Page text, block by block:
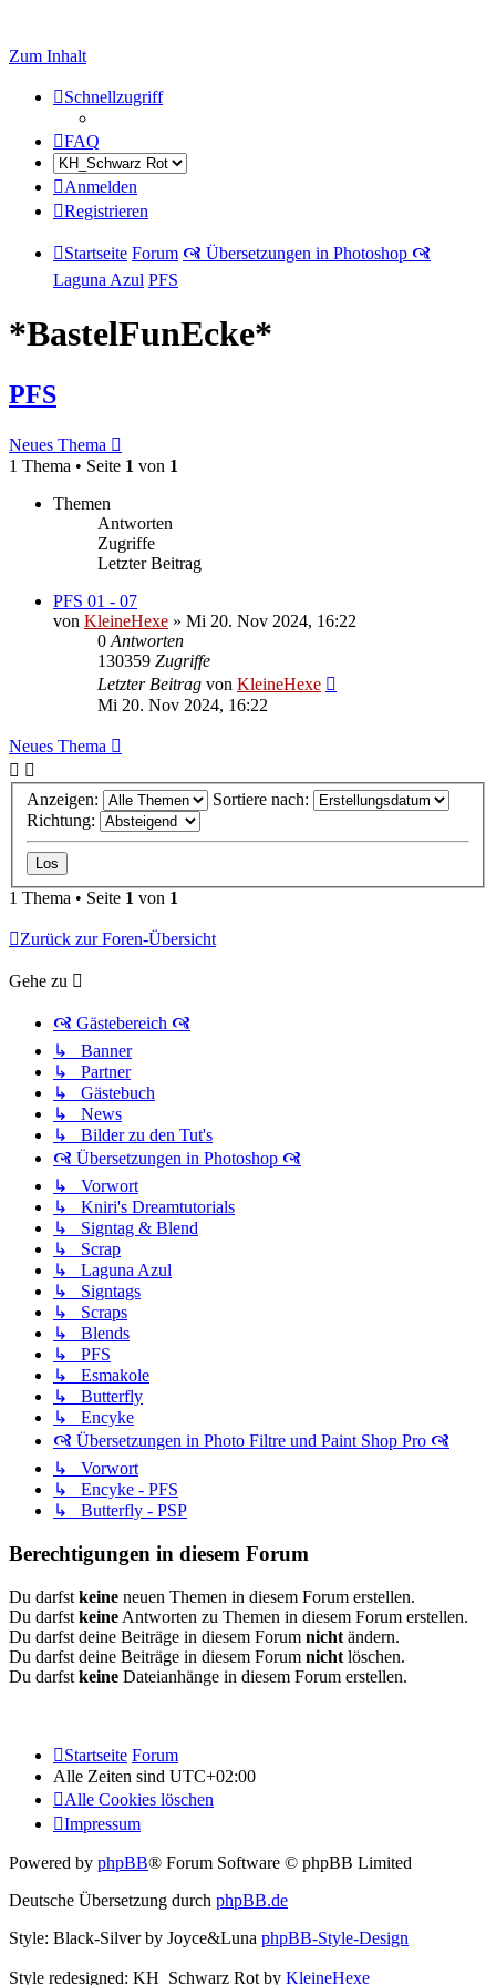
Zum Inhalt
Schnellzugriff
FAQ
Anmelden
Registrieren
Startseite Forum 🙧 Übersetzungen in Photoshop 🙧
Laguna Azul PFS
*BastelFunEcke*
PFS
Neues Thema
1 Thema • Seite 1 von 1
Themen
Antworten
Zugriffe
Letzter Beitrag
PFS 01 - 07
von KleineHexe » Mi 20. Nov 2024, 16:22
0 Antworten
130359 Zugriffe
Letzter Beitrag von KleineHexe
Mi 20. Nov 2024, 16:22
Neues Thema
Anzeigen:
Sortiere nach:
Richtung:
1 Thema • Seite 1 von 1
Zurück zur Foren-Übersicht
Gehe zu
🙧 Gästebereich 🙧
↳ Banner
↳ Partner
↳ Gästebuch
↳ News
↳ Bilder zu den Tut's
🙧 Übersetzungen in Photoshop 🙧
↳ Vorwort
↳ Kniri's Dreamtutorials
↳ Signtag & Blend
↳ Scrap
↳ Laguna Azul
↳ Signtags
↳ Scraps
↳ Blends
↳ PFS
↳ Esmakole
↳ Butterfly
↳ Encyke
🙧 Übersetzungen in Photo Filtre und Paint Shop Pro 🙧
↳ Vorwort
↳ Encyke - PFS
↳ Butterfly - PSP
Berechtigungen in diesem Forum
Du darfst keine neuen Themen in diesem Forum erstellen.
Du darfst keine Antworten zu Themen in diesem Forum erstellen.
Du darfst deine Beiträge in diesem Forum nicht ändern.
Du darfst deine Beiträge in diesem Forum nicht löschen.
Du darfst keine Dateianhänge in diesem Forum erstellen.
Startseite Forum
Alle Zeiten sind UTC+02:00
Alle Cookies löschen
Impressum
Powered by phpBB® Forum Software © phpBB Limited
Deutsche Übersetzung durch phpBB.de
Style: Black-Silver by Joyce&Luna phpBB-Style-Design
Style redesigned: KH_Schwarz Rot by KleineHexe